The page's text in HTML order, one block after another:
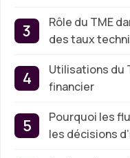
Rôle du TME
des taux
Utilisations du
financier
Pourquoi les
les décisions